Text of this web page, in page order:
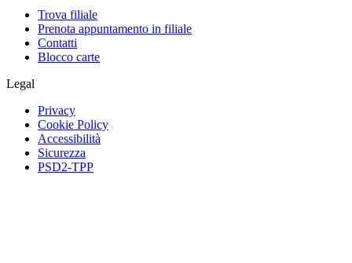
Trova filiale
Prenota appuntamento in filiale
Contatti
Blocco carte
Legal
Privacy
Cookie Policy
Accessibilità
Sicurezza
PSD2-TPP